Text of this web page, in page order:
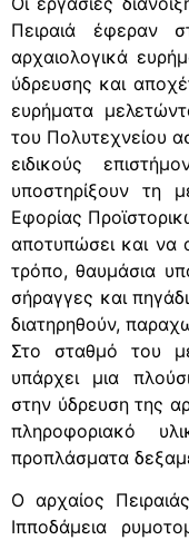
Πειραιά έφεραν
αρχαιολογικά
ύδρευσης και
ευρήματα
του Πολυτεχνείου
ειδικούς
υποστηρίξουν τη
Εφορίας
αποτυπώσει και να
τρόπο, θαυμάσια
σήραγγες και
διατηρηθούν,
Στο σταθμό του
υπάρχει μια
στην ύδρευση της
πληροφοριακό
προπλάσματα
Ο αρχαίος
Ιπποδάμεια